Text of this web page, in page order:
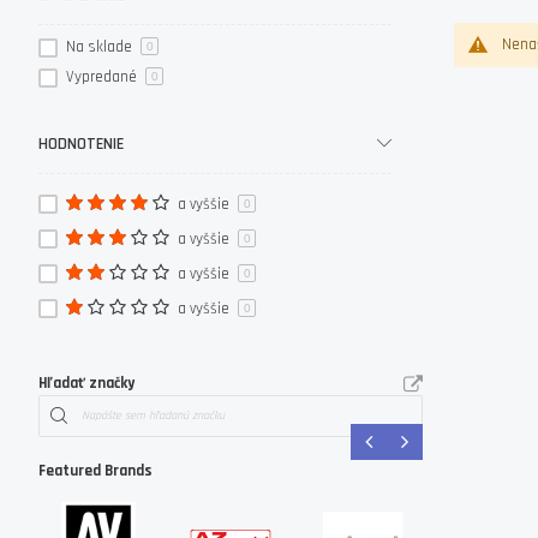
Na sklade 0
Vypredané 0
HODNOTENIE
a vyššie 0
a vyššie 0
a vyššie 0
a vyššie 0
Hľadať značky
Featured Brands